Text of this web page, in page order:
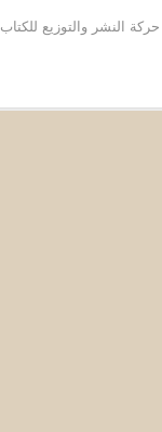
النشر والتوزيع للكتاب